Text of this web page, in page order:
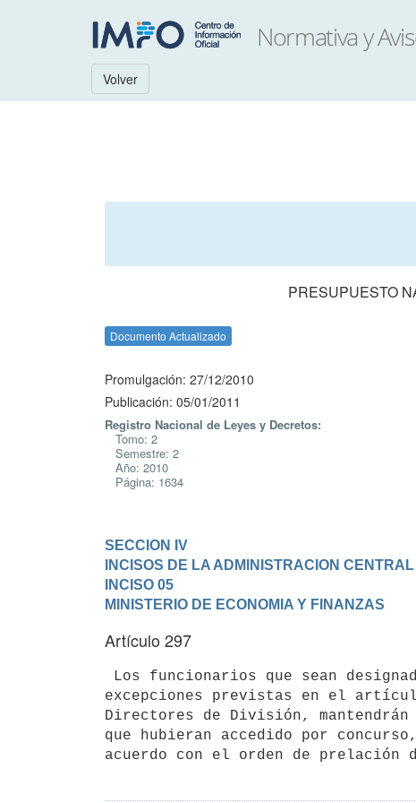
Volver
PRESUPUESTO
Documento Actualizado
Promulgación: 27/12/2010
Publicación: 05/01/2011
Registro Nacional de Leyes y Decretos:
Tomo: 2
Semestre: 2
Año: 2010
Página: 1634
SECCION IV
INCISOS DE LA ADMINISTRACION CENTRAL
INCISO 05
MINISTERIO DE ECONOMIA Y FINANZAS
Artículo 297
excepciones previstas en el
Directores de División,
que hubieran accedido por